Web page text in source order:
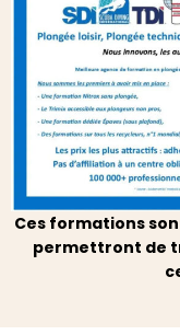
Ces formations
permettront de